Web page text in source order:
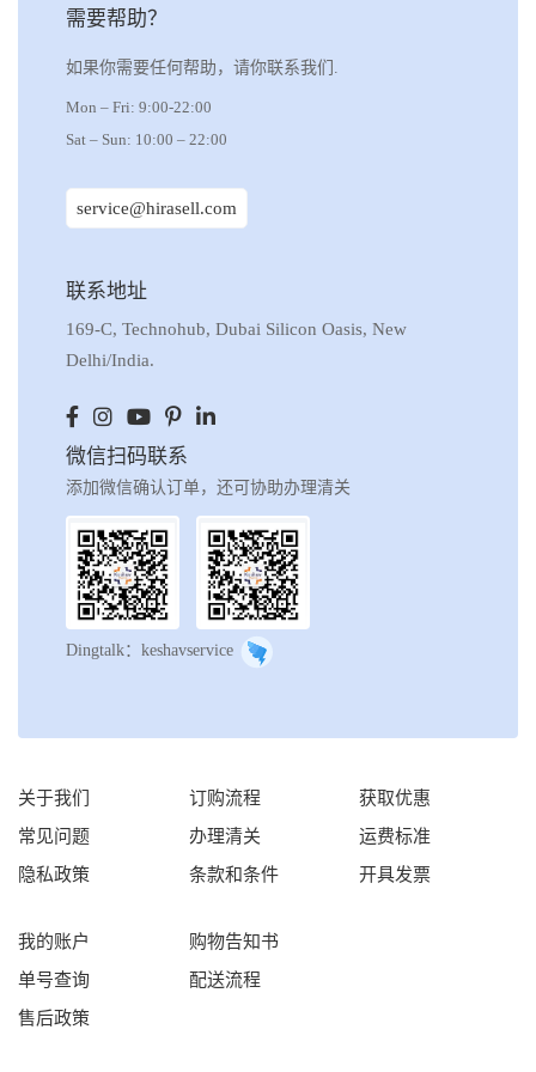
需要帮助？
如果你需要任何帮助，请你联系我们.
Mon – Fri: 9:00-22:00
Sat – Sun: 10:00 – 22:00
service@hirasell.com
联系地址
169-C, Technohub, Dubai Silicon Oasis, New
Delhi/India.
微信扫码联系
添加微信确认订单，还可协助办理清关
Dingtalk：keshavservice
关于我们
常见问题
隐私政策
订购流程
办理清关
条款和条件
获取优惠
运费标准
开具发票
我的账户
单号查询
售后政策
购物告知书
配送流程